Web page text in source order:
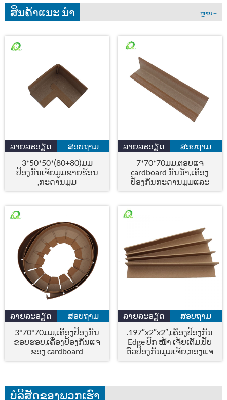
ສິນຄ້າແນະ ນຳ ຫຼາຍ +
ລາຍລະອຽດ
ສອບຖາມ
3*50*50*(80+80)ມມ
ປ້ອງກັນເຈ້ຍມູມຂາຍຮ້ອນ
,ກະດານມູມ
ລາຍລະອຽດ
ສອບຖາມ
7*70*70ມມ,ຕອບແຈ
cardboard ກັນນ້ໍາ,ເຄື່ອງ
ປ້ອງກັນກະດານມູມແລະ
ແຂບ
ລາຍລະອຽດ
ສອບຖາມ
3*70*70ມມ,ເຄື່ອງປ້ອງກັນ
ຂອບຮອບ,ເຄື່ອງປ້ອງກັນແຈ
ຂອງ cardboard
ລາຍລະອຽດ
ສອບຖາມ
.197″x2″x2″,ເຄື່ອງປ້ອງກັນ
Edge ປົກ ໜ້າ ເຈ້ຍເຕັມ,ປັບ
ຕົວປ້ອງກັນມຸມເຈ້ຍ,ກອງແຈ
ບໍລິສັດຂອງພວກເຮົາ